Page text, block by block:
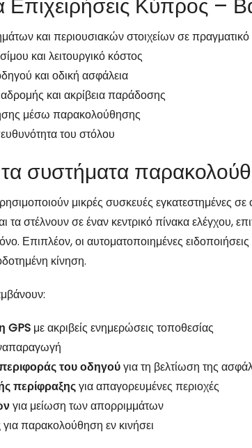
Κύπρος –
και περιουσιακών στοιχείων σε
και λειτουργικό κόστος
και οδική ασφάλεια
και ακρίβεια παράδοσης
μέσω παρακολούθησης
του στόλου
συστήματα
μικρές συσκευές εγκατεστημένες σε
στέλνουν σε έναν κεντρικό πίνακα ελέγχου,
Επιπλέον, οι αυτοματοποιημένες
κίνηση.
GPS με ακριβείς ενημερώσεις τοποθεσίας
του οδηγούγια τη βελτίωση της
περίφραξηςγια απαγορευμένες περιοχές
για μείωση των απορριμμάτων
για παρακολούθηση εν κινήσει